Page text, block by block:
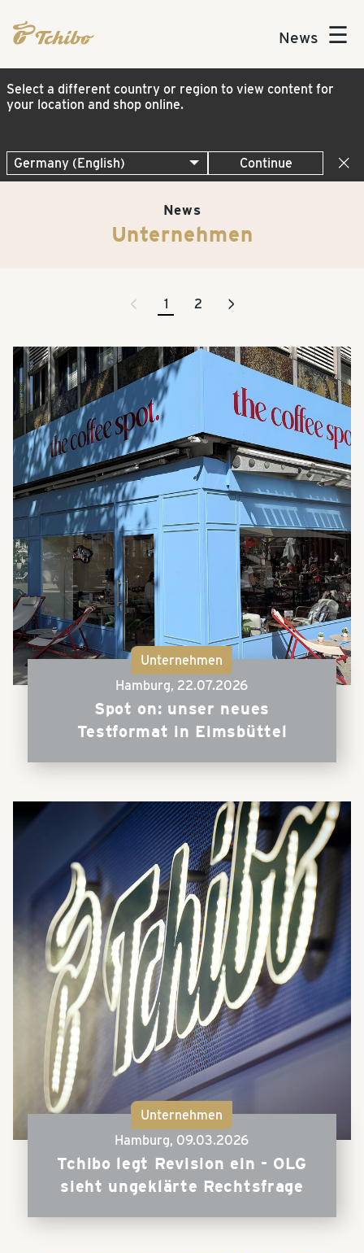
News ☰
Select a different country or region to view content for
your location and shop online.
Continue
News
Unternehmen
< 1 2 >
Unternehmen
Hamburg, 22.07.2026
Spot on: unser neues
Testformat in Eimsbüttel
Unternehmen
Hamburg, 09.03.2026
Tchibo legt Revision ein - OLG
sieht ungeklärte Rechtsfrage